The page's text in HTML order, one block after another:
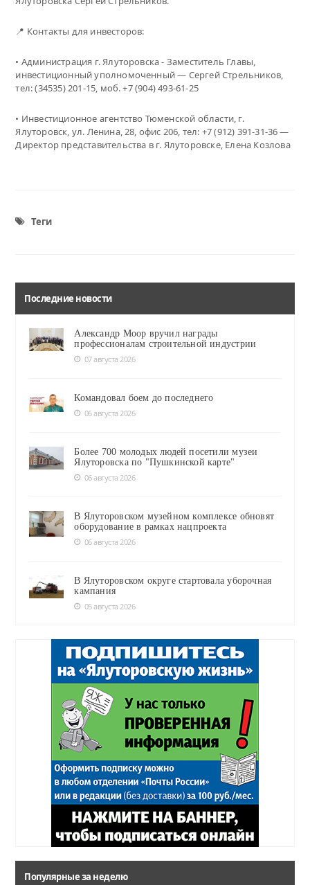
📍 Контакты для инвесторов:
• Администрация г. Ялуторовска - Заместитель Главы,
инвестиционный уполномоченный — Сергей Стрельников,
тел: (34535) 201-15, моб. +7 (904) 493-61-25
• Инвестиционное агентство Тюменской области, г.
Ялуторовск, ул. Ленина, 28, офис 206, тел: +7 (912) 391-31-36 —
Директор представительства в г. Ялуторовске, Елена Козлова
Теги
Последние новости
Александр Моор вручил награды
профессионалам строительной индустрии
07 августа 2026
Командовал боем до последнего
06 августа 2026
Более 700 молодых людей посетили музеи
Ялуторовска по "Пушкинской карте"
06 августа 2026
В Ялуторовском музейном комплексе обновят
оборудование в рамках нацпроекта
06 августа 2026
В Ялуторовском округе стартовала уборочная
кампания
05 августа 2026
Популярные за неделю